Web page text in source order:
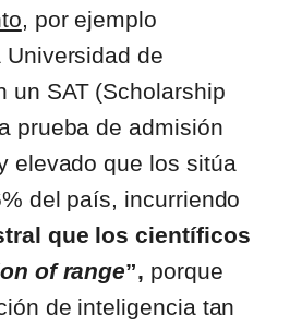
, por ejemplo
de
un SAT (Scholarship
prueba de admisión
elevado que los sitúa
del país, incurriendo
que los científicos
of range”, porque
de inteligencia tan